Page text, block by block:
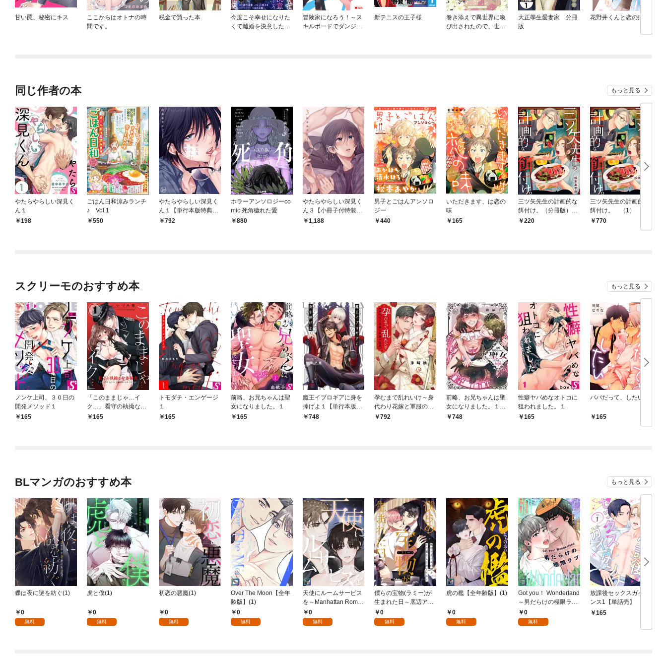
甘い罠、秘密にキス
ここからはオトナの時
間です。
税金で買った本
今度こそ幸せになりた
くて離婚を決意したと
冒険家になろう！～ス
キルボードでダンジョ
新テニスの王子様
巻き添えで異世界に喚
び出されたので、世界
大正學生愛妻家 分冊
版
花野井くんと恋の病
同じ作者の本 もっと見る
やたらやらしい深見く
ん１
198
ごはん日和涼みランチ
♪ Vol.1
550
やたらやらしい深見く
ん１【単行本版特典ペ
ーパー付き】
792
ホラーアンソロジーco
mic 死角穢れた愛
880
やたらやらしい深見く
ん３【小冊子付特装
版】1,188
男子とごはんアンソロ
ジー
440
いただきます、は恋の
味
165
三ツ矢先生の計画的な
餌付け。（分冊版）
【第1話】
220
三ツ矢先生の計画的な
餌付け。 （1）
770
スクリーモのおすすめ本 もっと見る
ノンケ上司、３０日の
開発メソッド１
165
「このままじゃ…イ
ク…」看守の執拗な身
体検査【分冊版】１
165
トモダチ・エンゲージ
１
165
前略、お兄ちゃんは聖
女になりました。１
165
魔王イブロギアに身を
捧げよ１【単行本版特
典ペーパー付き】
748
孕むまで乱れいけ～身
代わり花嫁と軍服の猛
愛【単行本版】１【特
792
前略、お兄ちゃんは聖
女になりました。１
【単行本版特典ペーパ
748
性癖ヤバめなオトコに
狙われました。１
165
パパだって、したい１
165
BLマンガのおすすめ本 もっと見る
蝶は夜に謎を紡ぐ(1)
0
無料
虎と僕(1)
0
無料
初恋の悪魔(1)
0
無料
Over The Moon【全年
齢版】(1)
0
無料
天使にルームサービス
を～Manhattan Roma
nce【全年齢版】(1)
0
無料
僕らの宝物(ラミー)が
生まれた日～底辺アイ
ドルの僕を、また愛し
てくれますか？(1)
0
無料
虎の檻【全年齢版】(1)
0
無料
Got you！ Wonderland
～男だらけの極限ラブ
～【全年齢版】(1)
0
無料
放課後セックスガイダ
ンス1【単話売】
165